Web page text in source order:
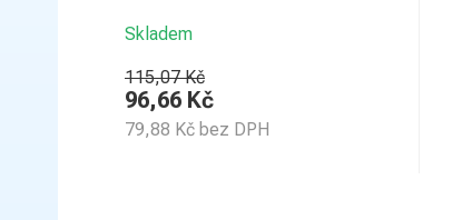
Skladem
115,07 Kč
96,66 Kč
79,88 Kč bez DPH